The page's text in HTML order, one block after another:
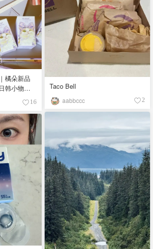
橘朵新品
韩小物｜
16
Taco Bell
aabbccc 2